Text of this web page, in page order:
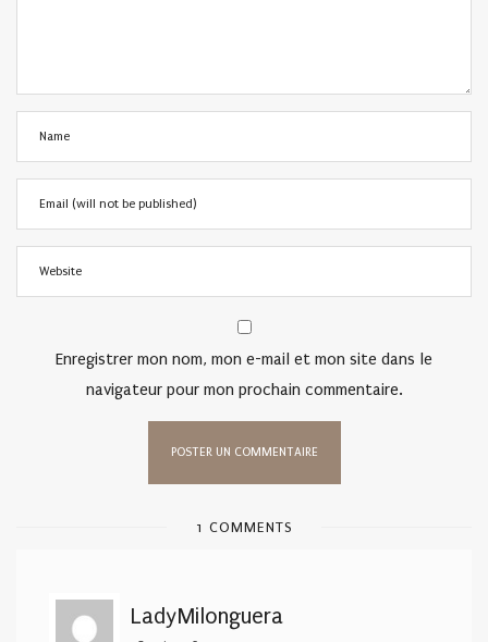
Enregistrer mon nom, mon e-mail et mon site dans le
navigateur pour mon prochain commentaire.
1 COMMENTS
LadyMilonguera